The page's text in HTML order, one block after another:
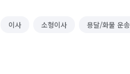
이사 소형이사 용달/화물 운송